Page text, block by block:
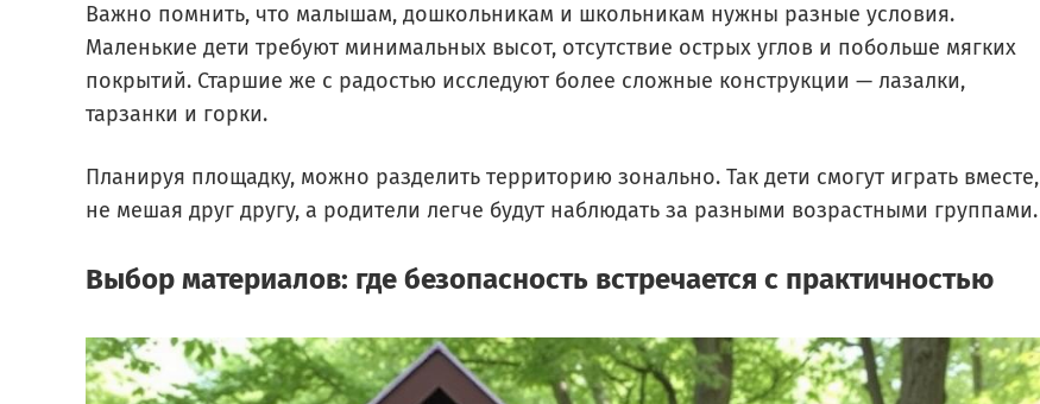
Важно помнить, что малышам, дошкольникам и школьникам нужны разные условия.
Маленькие дети требуют минимальных высот, отсутствие острых углов и побольше мягких
покрытий. Старшие же с радостью исследуют более сложные конструкции — лазалки,
тарзанки и горки.
Планируя площадку, можно разделить территорию зонально. Так дети смогут играть вместе,
не мешая друг другу, а родители легче будут наблюдать за разными возрастными группами.
Выбор материалов: где безопасность встречается с практичностью